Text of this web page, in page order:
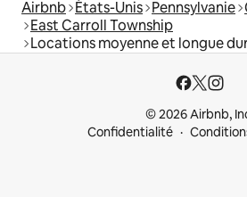
Airbnb États-Unis Pennsylvanie
East Carroll Township
Locations moyenne et longue
© 2026 Airbnb,
Confidentialité